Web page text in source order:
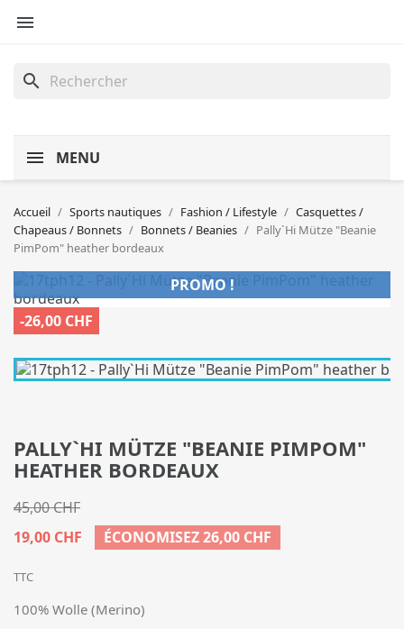

search
MENU
Accueil Sports nautiques Fashion / Lifestyle
Casquettes /
Chapeaus / Bonnets
Bonnets / Beanies
Pally`Hi Mütze "Beanie
PimPom" heather bordeaux
PROMO !
-26,00 CHF
PALLY`HI MÜTZE "BEANIE PIMPOM"
HEATHER BORDEAUX
45,00 CHF
19,00 CHF
ÉCONOMISEZ 26,00 CHF
TTC
100% Wolle (Merino)